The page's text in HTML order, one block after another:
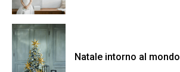
Natale intorno al mondo